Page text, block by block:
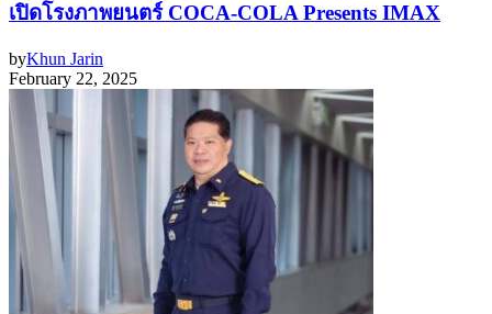
เปิดโรงภาพยนตร์ COCA-COLA Presents IMAX
byKhun Jarin
February 22, 2025